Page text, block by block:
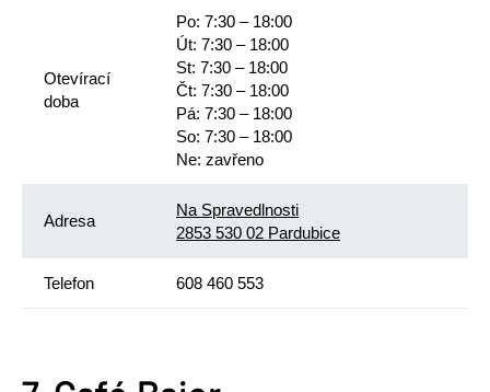
Otevírací
doba
Po: 7:30 – 18:00
Út: 7:30 – 18:00
St: 7:30 – 18:00
Čt: 7:30 – 18:00
Pá: 7:30 – 18:00
So: 7:30 – 18:00
Ne: zavřeno
Adresa
Na Spravedlnosti
2853 530 02 Pardubice
Telefon 608 460 553